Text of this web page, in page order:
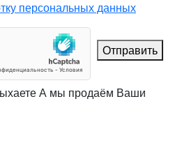
персональных данных
Отправить
А мы продаём Ваши